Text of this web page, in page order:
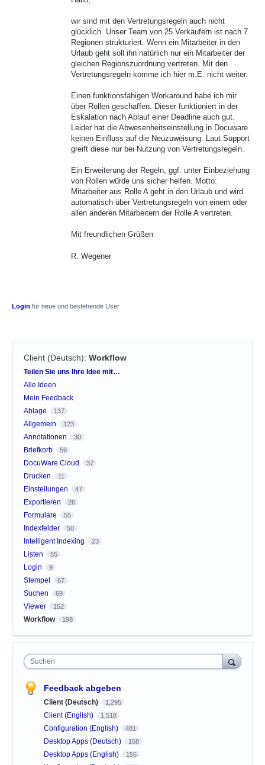
wir sind mit den Vertretungsregeln auch nicht
glücklich. Unser Team von 25 Verkäufern ist nach 7
Regionen strukturiert. Wenn ein Mitarbeiter in den
Urlaub geht soll ihn natürlich nur ein Mitarbeiter der
gleichen Regionszuordnung vertreten. Mit den
Vertretungsregeln komme ich hier m.E. nicht weiter.
Einen funktionsfähigen Workaround habe ich mir
über Rollen geschaffen. Dieser funktioniert in der
Eskalation nach Ablauf einer Deadline auch gut.
Leider hat die Abwesenheitseinstellung in Docuware
keinen Einfluss auf die Neuzuweisung. Laut Support
greift diese nur bei Nutzung von Vertretungsregeln.
Ein Erweiterung der Regeln, ggf. unter Einbeziehung
von Rollen würde uns sicher helfen. Motto:
Mitarbeiter aus Rolle A geht in den Urlaub und wird
automatisch über Vertretungsregeln von einem oder
allen anderen Mitarbeitern der Rolle A vertreten.
Mit freundlichen Grüßen
R. Wegener
Login für neue und bestehende User
Client (Deutsch): Workflow
Kategorien
Teilen Sie uns Ihre Idee mit…
Alle Ideen
Mein Feedback
Ablage
137
Allgemein 123
Annotationen 30
Briefkorb 59
DocuWare Cloud 37
Drucken 11
Einstellungen 47
Exportieren 26
Formulare 55
Indexfelder 50
Intelligent Indexing 23
Listen 55
Login 9
Stempel 67
Suchen 69
Viewer 152
Workflow 198
Suchen
Feedback abgeben
Client (Deutsch) 1,295
Client (English) 1,518
Configuration (English) 481
Desktop Apps (Deutsch) 158
Desktop Apps (English) 156